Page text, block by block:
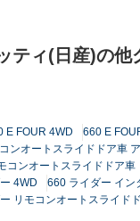
ティ(日産)の他
E FOUR 4WD 660 E
ンオートスライドドア車
コンオートスライドドア車
4WD
660 ライダー イン
リモコンオートスライド